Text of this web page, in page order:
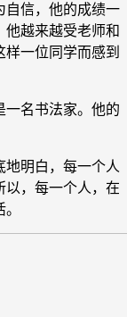
自信，他的成绩一
他越来越受老师和
一位同学而感到
名书法家。他的
明白，每一个人
以，每一个人，在